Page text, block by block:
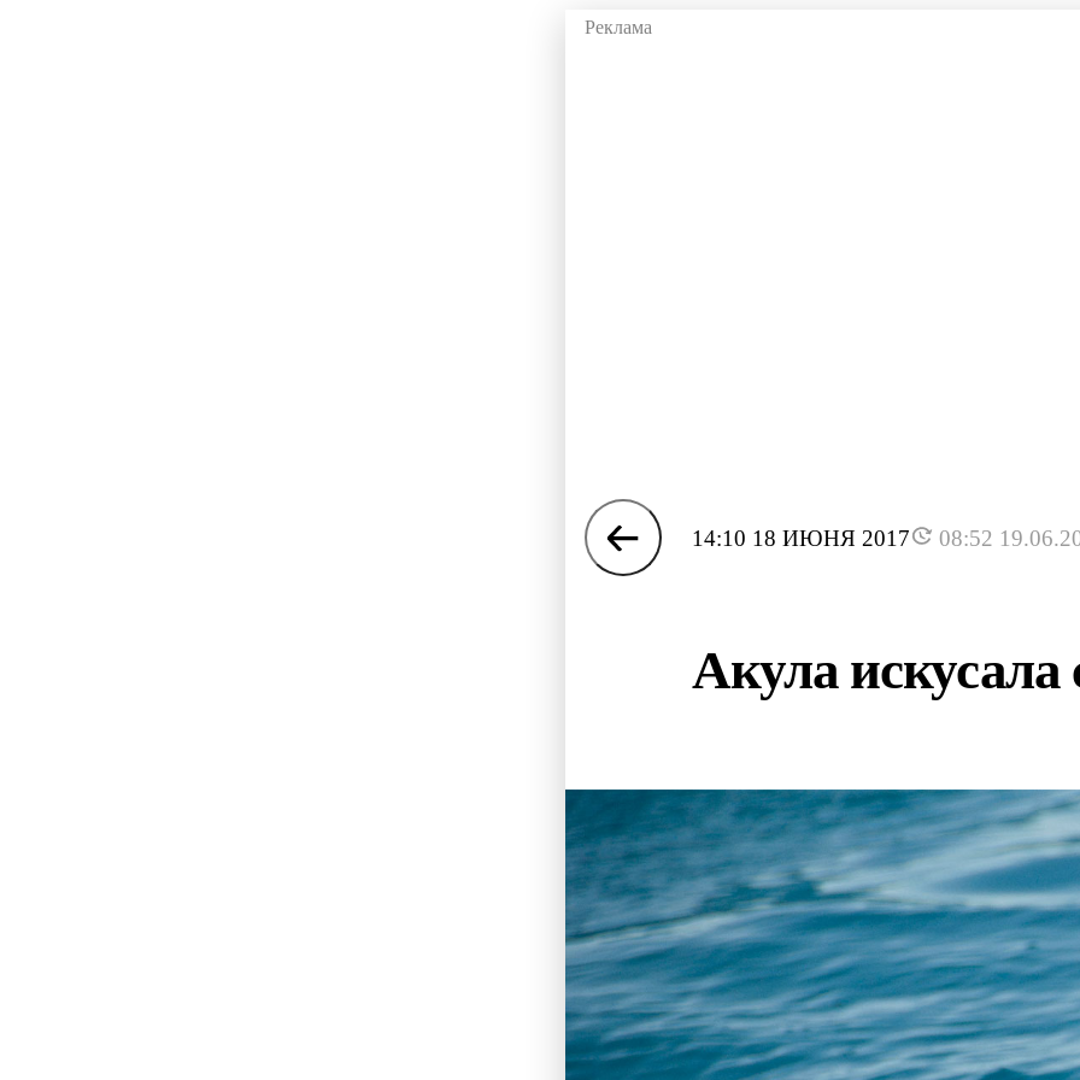
14:10 18 ИЮНЯ 2017 08:52
Акула искусала